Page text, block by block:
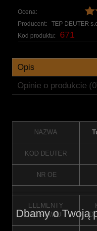
Ocena:
Producent:
TEP DEUTER
Kod produktu:
671
Opis
Opinie o produkcie
NAZWA
KOD DEUTER
NR OE
ELEMENTY
ZESTAWU
Dbamy o Twoją